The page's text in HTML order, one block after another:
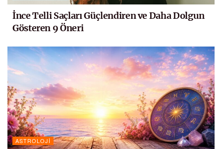
İnce Telli Saçları Güçlendiren ve Daha Dolgun
Gösteren 9 Öneri
ASTROLOJI